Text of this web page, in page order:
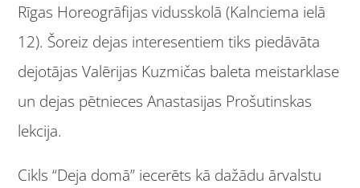
Rīgas Horeogrāfijas vidusskolā (Kalnciema ielā
12). Šoreiz dejas interesentiem tiks piedāvāta
dejotājas Valērijas Kuzmičas baleta meistarklase
un dejas pētnieces Anastasijas Prošutinskas
lekcija.
Cikls “Deja domā” iecerēts kā dažādu ārvalstu